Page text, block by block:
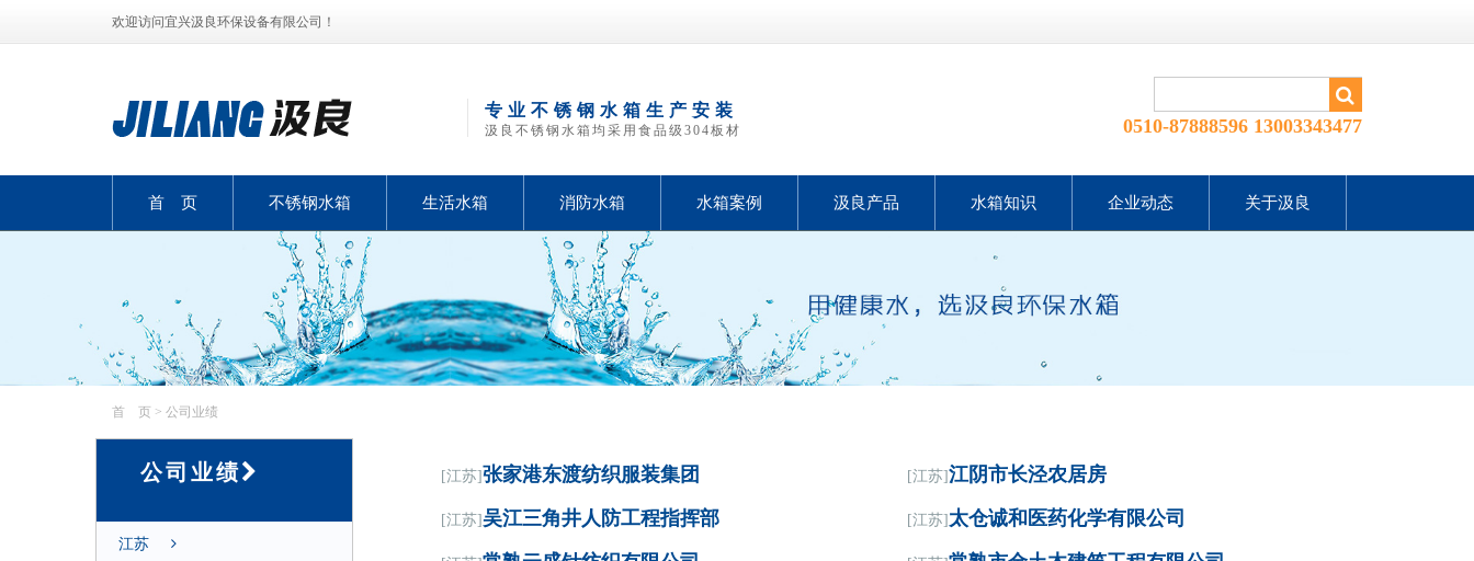
欢迎访问宜兴汲良环保设备有限公司！
专业不锈钢水箱生产安装
汲良不锈钢水箱均采用食品级304板材 0510-87888596 13003343477
首 页 不锈钢水箱 生活水箱 消防水箱 水箱案例 汲良产品 水箱知识 企业动态 关于汲良
首 页 > 公司业绩
公司业绩
江苏
[江苏]张家港东渡纺织服装集团 [江苏]江阴市长泾农居房
[江苏]吴江三角井人防工程指挥部 [江苏] 太仓诚和医药化学有限公司